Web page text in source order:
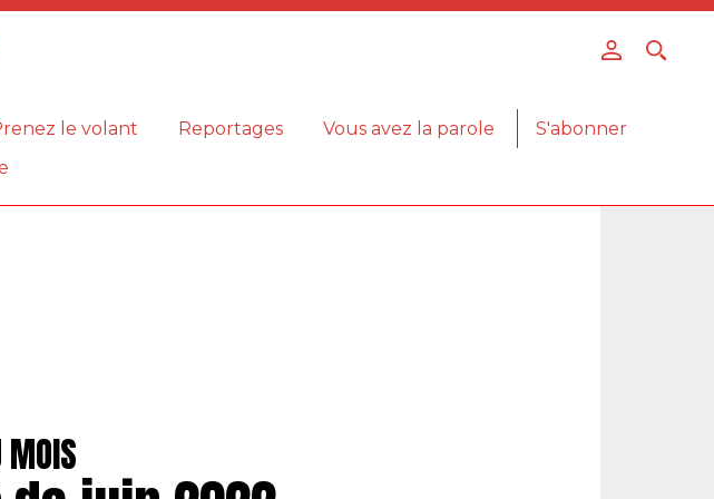
le volant Reportages Vous avez la parole
S'abonner
MOIS